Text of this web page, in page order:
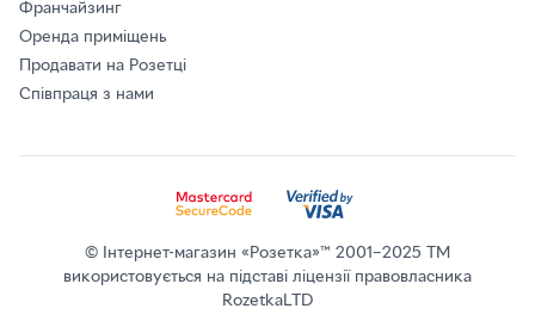
Франчайзинг
Оренда приміщень
Продавати на Розетці
Співпраця з нами
© Інтернет-магазин «Розетка»™ 2001–2025 ТМ
використовується на підставі ліцензії правовласника
RozetkaLTD